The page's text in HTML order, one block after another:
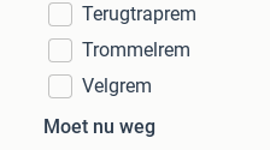
Terugtraprem
Trommelrem
Velgrem
Moet nu weg